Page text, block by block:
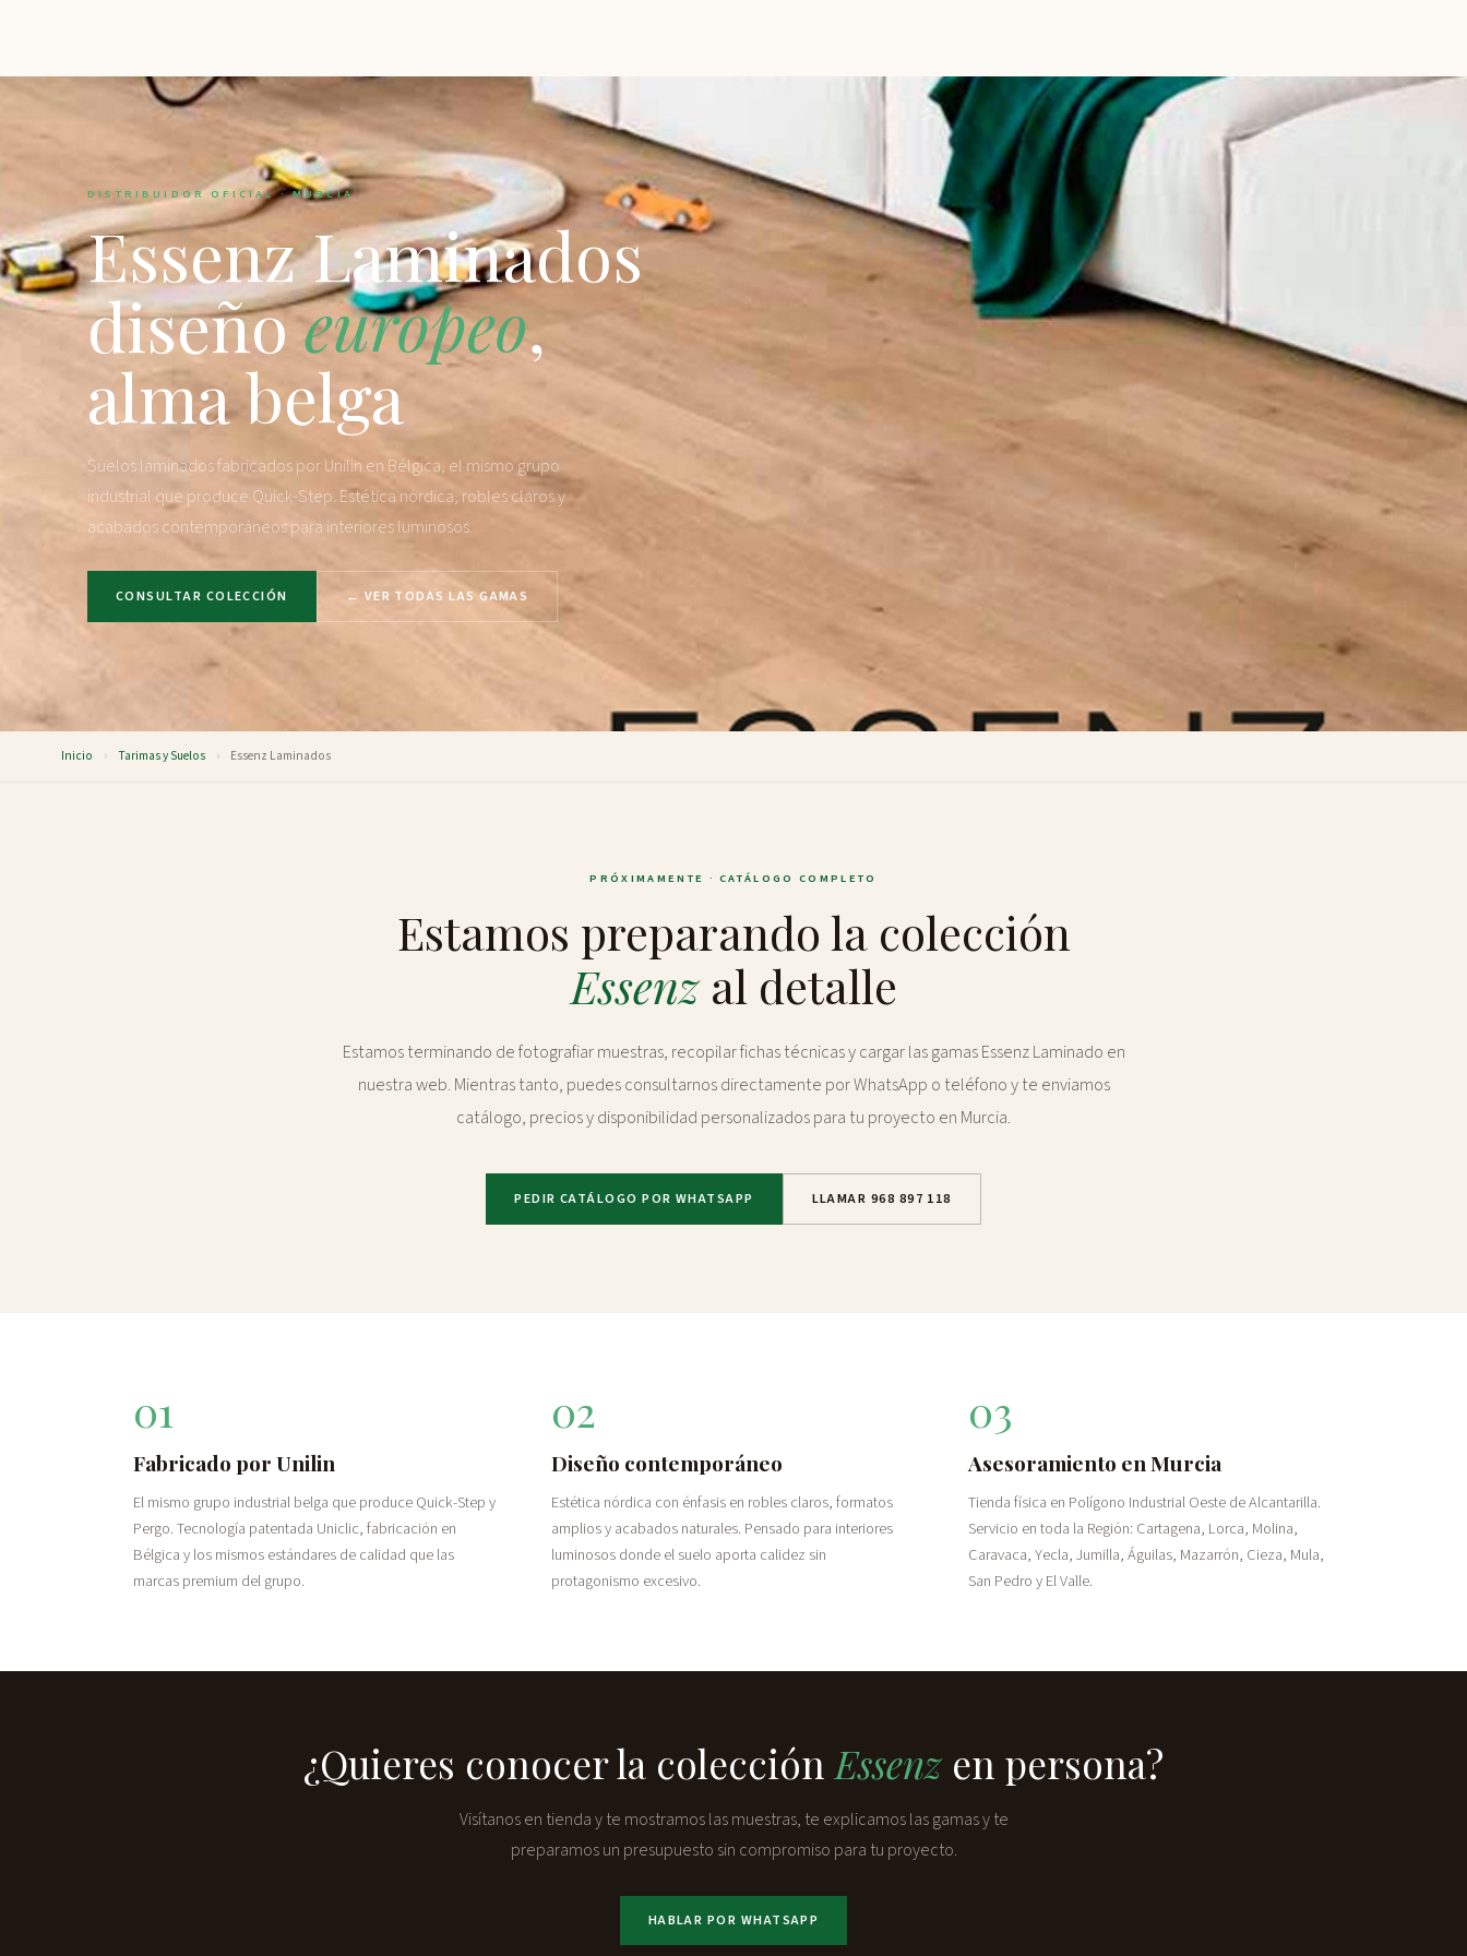
DISTRIBUIDOR OFICIAL · MURCIA
Essenz Laminados
diseñoeuropeo,
alma belga
Suelos laminados fabricados por Unilin en Bélgica, el mismo grupo
industrial que produce Quick-Step. Estética nórdica, robles claros y
acabados contemporáneos para interiores luminosos.
CONSULTAR COLECCIÓN ← VER TODAS LAS GAMAS
Inicio › Tarimas y Suelos › Essenz Laminados
PRÓXIMAMENTE · CATÁLOGO COMPLETO
Estamos preparando la colección
Essenzal detalle
Estamos terminando de fotografiar muestras, recopilar fichas técnicas y cargar las gamas Essenz Laminado en
nuestra web. Mientras tanto, puedes consultarnos directamente por WhatsApp o teléfono y te enviamos
catálogo, precios y disponibilidad personalizados para tu proyecto en Murcia.
PEDIR CATÁLOGO POR WHATSAPP LLAMAR 968 897 118
01
Fabricado por Unilin
El mismo grupo industrial belga que produce Quick-Step y
Pergo. Tecnología patentada Uniclic, fabricación en
Bélgica y los mismos estándares de calidad que las
marcas premium del grupo.
02
Diseño contemporáneo
Estética nórdica con énfasis en robles claros, formatos
amplios y acabados naturales. Pensado para interiores
luminosos donde el suelo aporta calidez sin
protagonismo excesivo.
03
Asesoramiento en Murcia
Tienda física en Polígono Industrial Oeste de Alcantarilla.
Servicio en toda la Región: Cartagena, Lorca, Molina,
Caravaca, Yecla, Jumilla, Águilas, Mazarrón, Cieza, Mula,
San Pedro y El Valle.
¿Quieres conocer la colección Essenzen persona?
Visítanos en tienda y te mostramos las muestras, te explicamos las gamas y te
preparamos un presupuesto sin compromiso para tu proyecto.
HABLAR POR WHATSAPP